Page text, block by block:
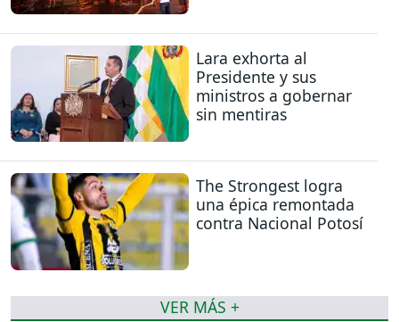
Lara exhorta al
Presidente y sus
ministros a gobernar
sin mentiras
The Strongest logra
una épica remontada
contra Nacional Potosí
VER MÁS +